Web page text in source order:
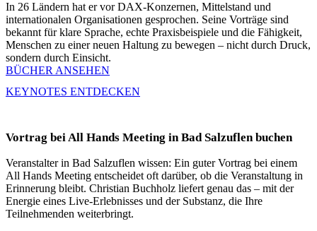
In 26 Ländern hat er vor DAX-Konzernen, Mittelstand und
internationalen Organisationen gesprochen. Seine Vorträge sind
bekannt für klare Sprache, echte Praxisbeispiele und die Fähigkeit,
Menschen zu einer neuen Haltung zu bewegen – nicht durch Druck,
sondern durch Einsicht.
BÜCHER ANSEHEN
KEYNOTES ENTDECKEN
Vortrag bei All Hands Meeting in Bad Salzuflen buchen
Veranstalter in Bad Salzuflen wissen: Ein guter Vortrag bei einem
All Hands Meeting entscheidet oft darüber, ob die Veranstaltung in
Erinnerung bleibt. Christian Buchholz liefert genau das – mit der
Energie eines Live-Erlebnisses und der Substanz, die Ihre
Teilnehmenden weiterbringt.